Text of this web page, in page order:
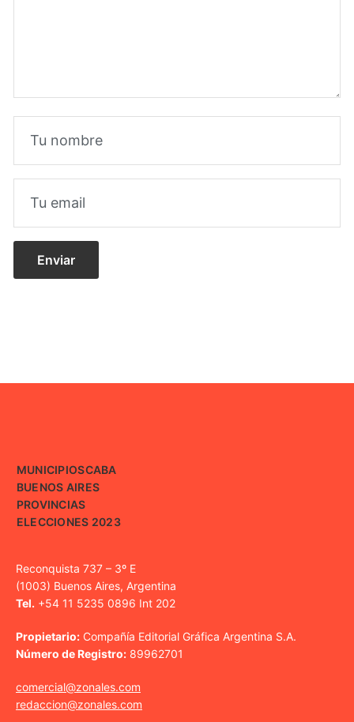
MUNICIPIOSCABA
BUENOS AIRES
PROVINCIAS
ELECCIONES 2023
Reconquista 737 – 3º E
(1003) Buenos Aires, Argentina
Tel. +54 11 5235 0896 Int 202
Propietario: Compañía Editorial Gráfica Argentina S.A.
Número de Registro: 89962701
comercial@zonales.com
redaccion@zonales.com